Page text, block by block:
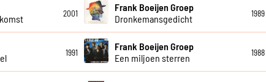
2001
Frank Boeijen Groep
Dronkemansgedicht
1989
1991
Frank Boeijen Groep
Een miljoen sterren
1988